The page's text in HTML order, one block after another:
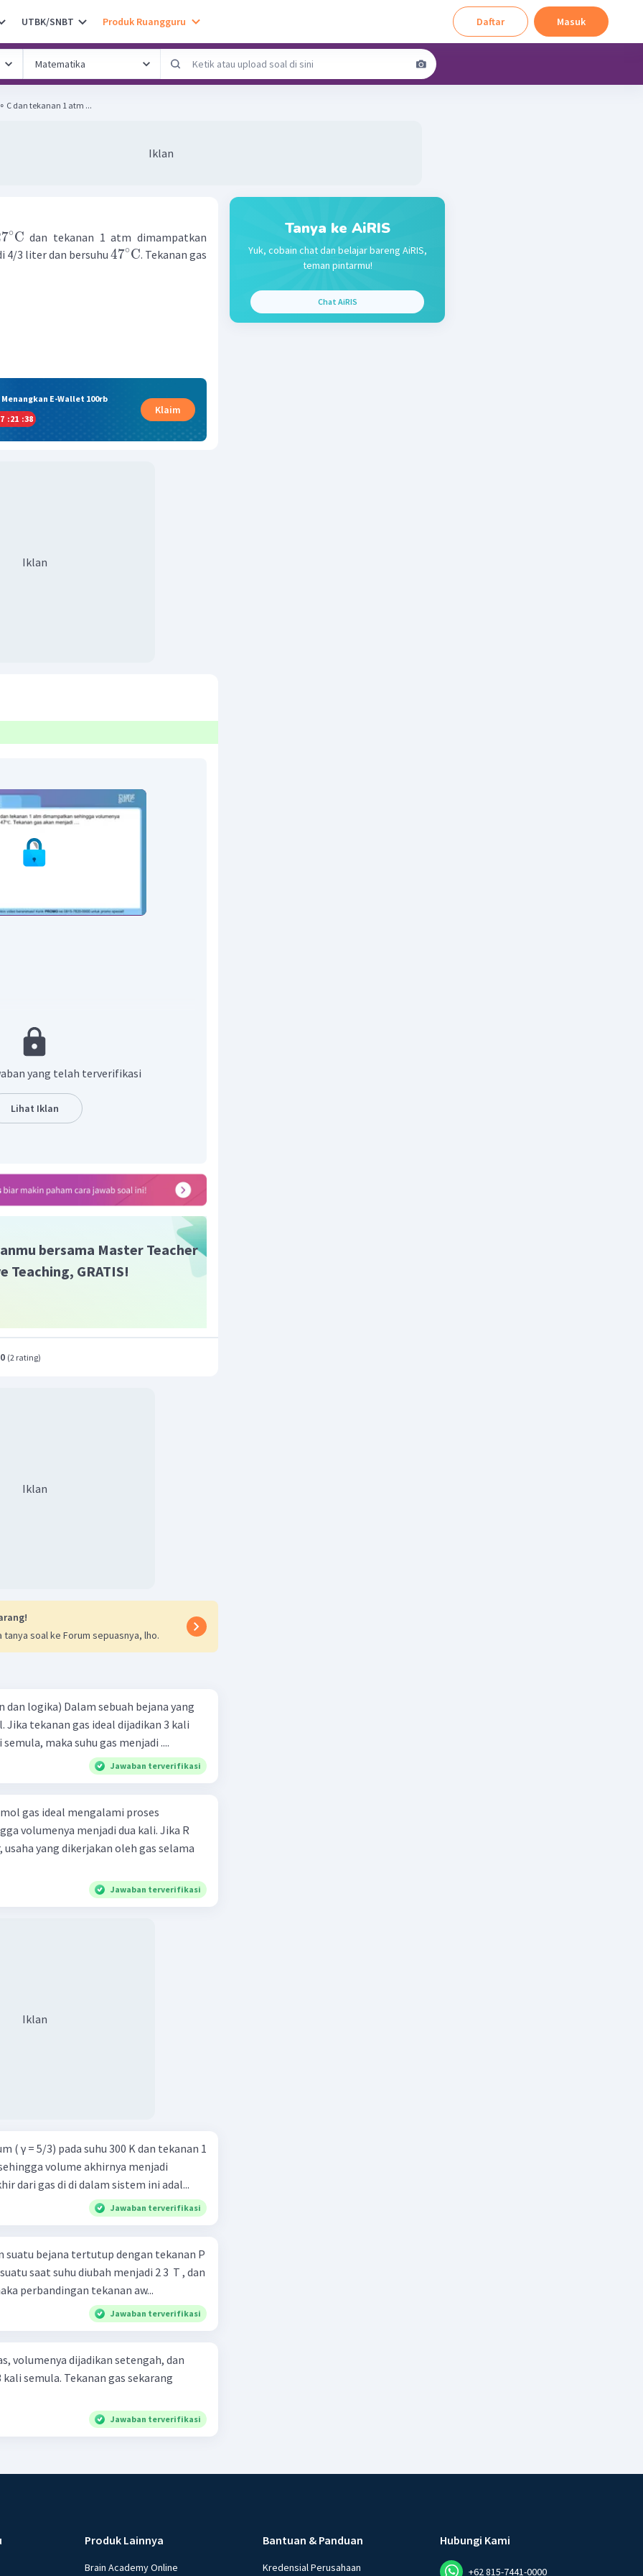
UTBK/SNBT Produk Ruangguru Daftar Masuk
C dan tekanan 1 atm ...
Iklan
7∘C dan tekanan 1 atm dimampatkan
4/3 liter dan bersuhu 47∘C. Tekanan gas
E-Wallet 100rb
:21 :37
Klaim
Iklan
P2)?
bahwa,
kita nyatakan menjadi,
ini jawaban yang benar adalah B.
yang telah terverifikasi
Lihat Iklan
bersama Master Teacher
Teaching, GRATIS!
(2 rating)
Iklan
tanya soal ke Forum sepuasnya, lho.
bejana yang
tekanan gas ideal dijadikan 3 kali
maka suhu gas menjadi ....
Jawaban terverifikasi
volumenya menjadi dua kali. Jika R
yang dikerjakan oleh gas selama
Jawaban terverifikasi
Iklan
volume akhirnya menjadi
dari gas di di dalam sistem ini adal...
Jawaban terverifikasi
suatu bejana tertutup dengan tekanan P
saat suhu diubah menjadi 2 3 ​ T , dan
perbandingan tekanan aw...
Jawaban terverifikasi
volumenya dijadikan setengah, dan
semula. Tekanan gas sekarang
Jawaban terverifikasi
Tanya ke AiRIS
Yuk, cobain chat dan belajar bareng AiRIS,
teman pintarmu!
Chat AiRIS
Produk Lainnya
Brain Academy Online
Bantuan & Panduan
Kredensial Perusahaan
Hubungi Kami
+62 815-7441-0000